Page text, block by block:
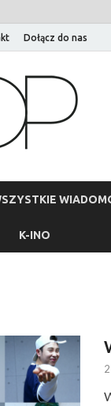
Dołącz do nas
K-INO